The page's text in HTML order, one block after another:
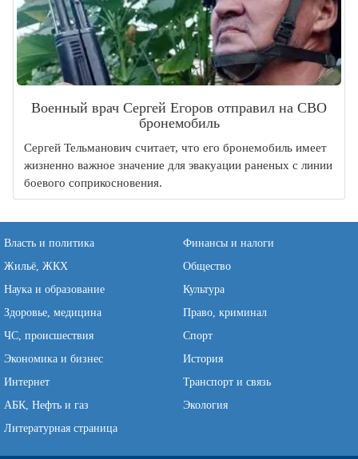
Военный врач Сергей Егоров отправил на СВО
бронемобиль
Сергей Тельманович считает, что его бронемобиль имеет
жизненно важное значение для эвакуации раненых с линии
боевого соприкосновения.
Власть и политика
Финансы и налоги
Жильё, ЖКХ
Общество
Наука и образование
Культура
Здоровье, медицина
Право, криминал
ЧС, происшествия
Спорт
Экономика и бизнес
История
Интернет
Транспорт и связь
АБК, Нефть и газ
Экология
Литературная страница